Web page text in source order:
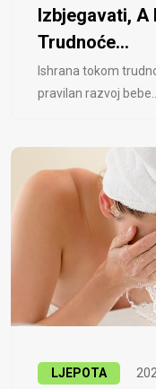
Izbjegavati, A
Trudnoće...
Ishrana tokom
pravilan razvoj bebe...
LJEPOTA